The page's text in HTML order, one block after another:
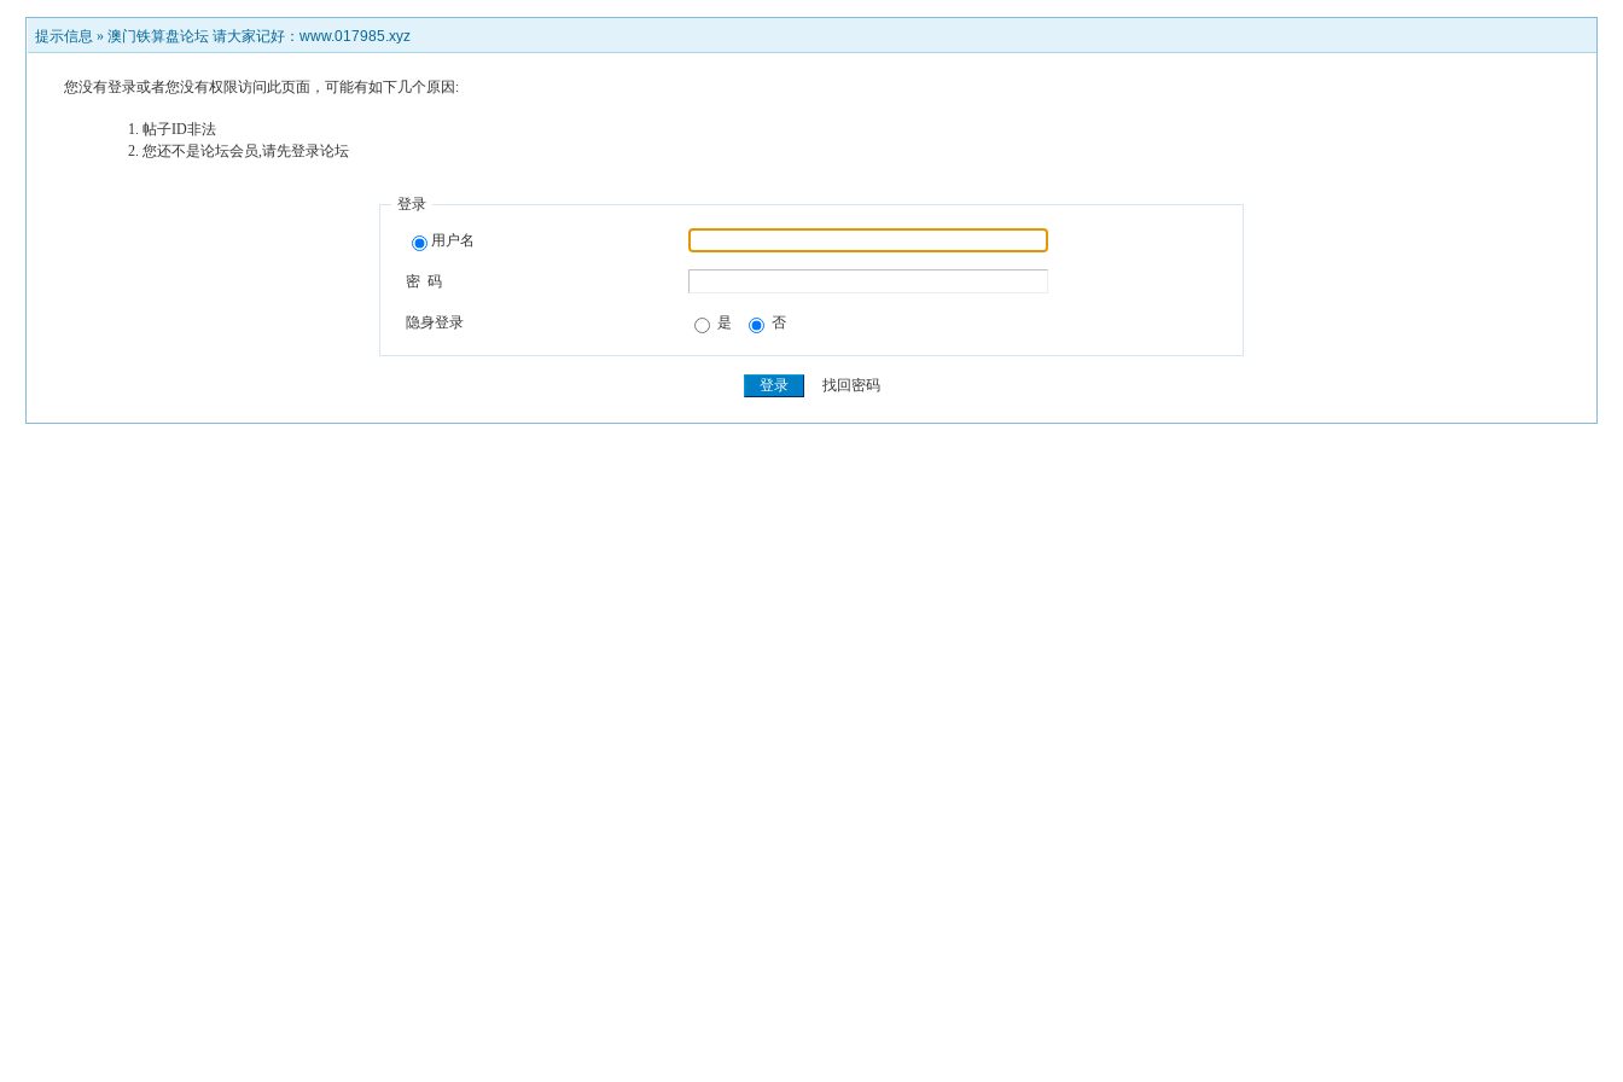
提示信息 » 澳门铁算盘论坛 请大家记好：www.017985.xyz
您没有登录或者您没有权限访问此页面，可能有如下几个原因:
帖子ID非法
您还不是论坛会员,请先登录论坛
登录
用户名
密 码
隐身登录 是 否
找回密码